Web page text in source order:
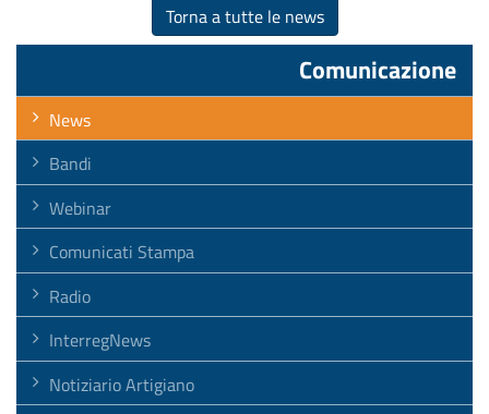
Torna a tutte le news
Comunicazione
News
Bandi
Webinar
Comunicati Stampa
Radio
InterregNews
Notiziario Artigiano